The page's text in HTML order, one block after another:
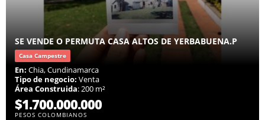
SE VENDE O PERMUTA CASA ALTOS DE YERBABUENA.P
Casa Campestre
En: Chia, Cundinamarca
Tipo de negocio: Venta
Área Construida: 200 m²
$1.700.000.000
PESOS COLOMBIANOS